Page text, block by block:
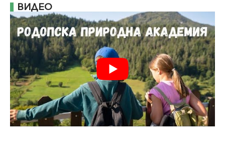
ВИДЕО